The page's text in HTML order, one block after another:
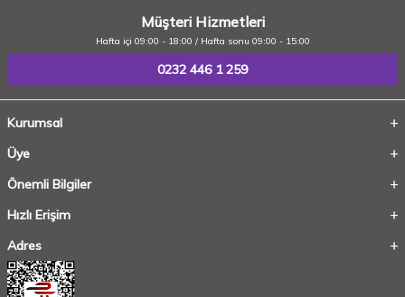
Müşteri Hizmetleri
Hafta içi 09:00 - 18:00 / Hafta sonu 09:00 - 15:00
0232 446 1 259
Kurumsal
Üye
Önemli Bilgiler
Hızlı Erişim
Adres